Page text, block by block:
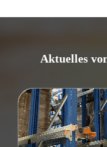
Aktuelles